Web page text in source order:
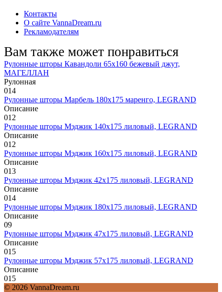
Контакты
О сайте VannaDream.ru
Рекламодателям
Вам также может понравиться
Рулонные шторы Кавандоли 65х160 бежевый джут,
МАГЕЛЛАН
Рулонная
014
Рулонные шторы Марбель 180х175 маренго, LEGRAND
Описание
012
Рулонные шторы Мэджик 140х175 лиловый, LEGRAND
Описание
012
Рулонные шторы Мэджик 160х175 лиловый, LEGRAND
Описание
013
Рулонные шторы Мэджик 42х175 лиловый, LEGRAND
Описание
014
Рулонные шторы Мэджик 180х175 лиловый, LEGRAND
Описание
09
Рулонные шторы Мэджик 47х175 лиловый, LEGRAND
Описание
015
Рулонные шторы Мэджик 57х175 лиловый, LEGRAND
Описание
015
© 2026 VannaDream.ru